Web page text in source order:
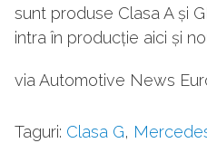
sunt produse Clasa A și
intra în producție aici și
via Automotive News
Taguri: Clasa G,